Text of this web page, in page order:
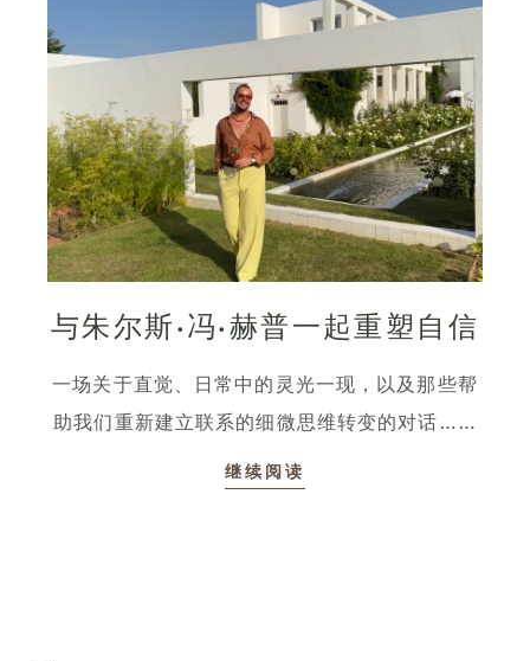
与朱尔斯·冯·赫普一起重塑自信
一场关于直觉、日常中的灵光一现，以及那些帮
助我们重新建立联系的细微思维转变的对话……
继续阅读